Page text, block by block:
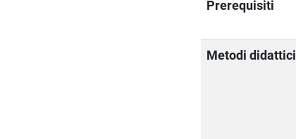
Prerequisiti
Metodi didattici